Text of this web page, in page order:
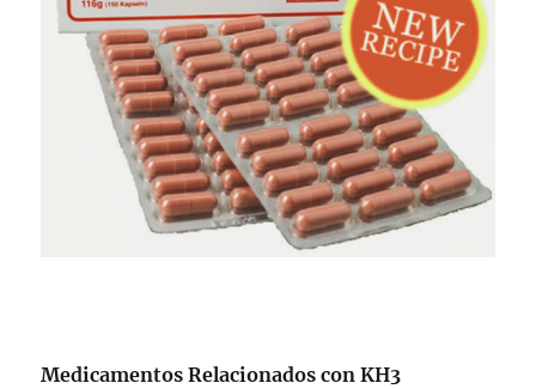
Medicamentos Relacionados con KH3